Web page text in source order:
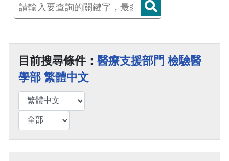
目前搜尋條件： 醫療支援部門 檢驗醫
學部 繁體中文